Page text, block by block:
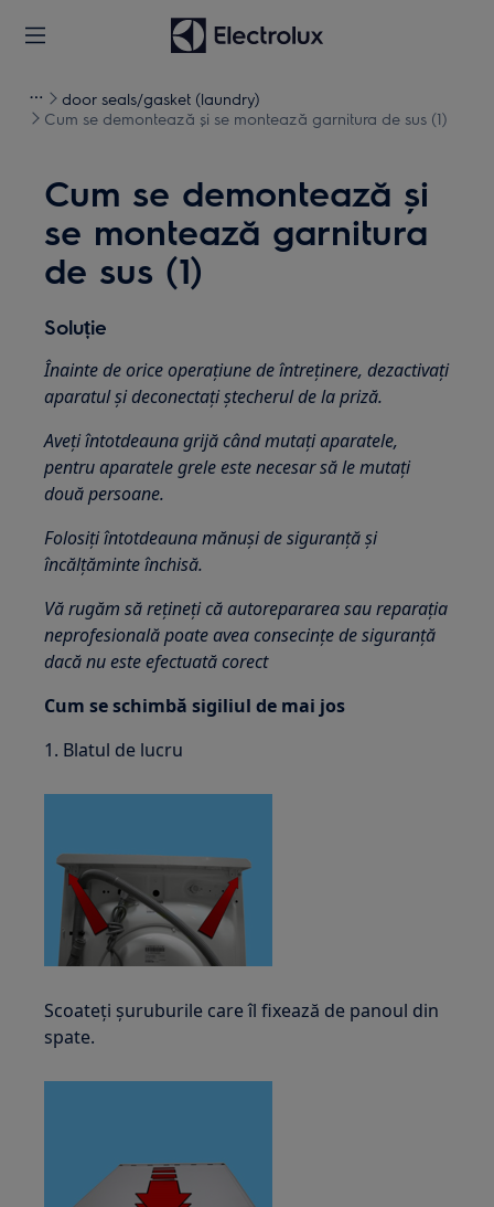
door seals/gasket (laundry)
Cum se demontează și se montează garnitura de sus (1)
Cum se demontează și
se montează garnitura
de sus (1)
Soluție
Înainte de orice operațiune de întreținere, dezactivați
aparatul și deconectați ștecherul de la priză.
Aveți întotdeauna grijă când mutați aparatele,
pentru aparatele grele este necesar să le mutați
două persoane.
Folosiți întotdeauna mănuși de siguranță și
încălțăminte închisă.
Vă rugăm să rețineți că autorepararea sau reparația
neprofesională poate avea consecințe de siguranță
dacă nu este efectuată corect
Cum se schimbă sigiliul de mai jos
1. Blatul de lucru
Scoateți șuruburile care îl fixează de panoul din
spate.